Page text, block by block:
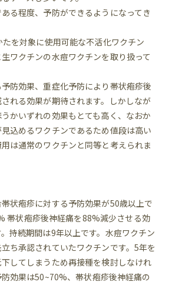
る程度、予防ができるようになってき
を対象に使用可能な不活化ワクチン
生ワクチンの水痘ワクチンを取り扱って
防効果、重症化予防により帯状疱疹後
れる効果が期待されます。しかしなが
かいずれの効果もとても高く、なおか
込めるワクチンであるため値段は高い
は通常のワクチンと同等と考えられま
状疱疹に対する予防効果が50歳以上で
帯状疱疹後神経痛を88%減少させる効
持続期間は9年以上です。水痘ワクチン
ち承認されていたワクチンです。5年を
してしまうため再接種を検討しなけれ
効果は50~70%、帯状疱疹後神経痛の